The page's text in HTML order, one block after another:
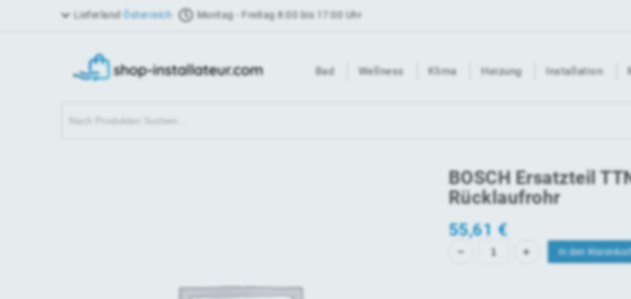
Lieferland Österreich Montag - Freitag 8:00 bis 17:00 Uhr
Bad Wellness Klima Heizung Installation
BOSCH Ersatzteil
Rücklaufrohr
55,61€
In den